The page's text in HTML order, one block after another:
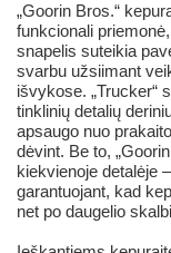
„Goorin Bros.“
funkcionali
snapelis suteikia
svarbu užsiimant
išvykose. „Trucker“
tinklinių detalių
apsaugo nuo
dėvint. Be to,
kiekvienoje detalėje
garantuojant, kad
net po daugelio